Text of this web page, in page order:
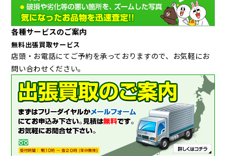
各種サービスのご案内
無料出張買取サービス
店頭・お電話にてご予約を承っておりますので、お気軽にお
問い合わせください。